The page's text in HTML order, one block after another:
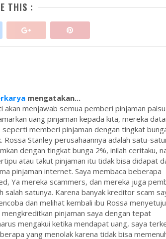
THIS :
mengatakan...
akan menjawab semua pemberi pinjaman
uang pinjaman kepada kita, mereka
memberi pinjaman dengan tingkat
Stanley perusahaannya adalah satu-
dengan tingkat bunga 2%, inilah ceritaku,
atau takut pinjaman itu tidak bisa didapat
pinjaman internet. Saya membaca beberapa
Ya mereka scammers, dan mereka juga
salah satunya. Karena banyak kreditor scam
dan melihat kembali ibu Rossa
pinjaman saya dengan tepat
mengakui ketika mendapat uang, saya
yang menolak karena tidak bisa